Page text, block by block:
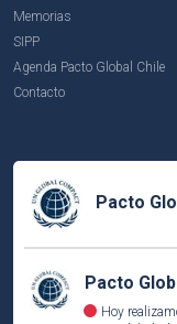
Memorias
SIPP
Agenda Pacto Global Chile
Contacto
Pacto
Pacto
Hoy